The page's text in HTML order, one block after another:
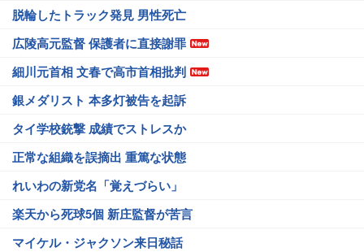
脱輪したトラック発見 男性死亡
広陵高元監督 保護者に直接謝罪
細川元首相 文春で高市首相批判
銀メダリスト 本多灯被告を起訴
タイ学校銃撃 成績でストレスか
正常な組織を誤摘出 重篤な状態
れいわの新党名「覚えづらい」
楽天から死球5個 新庄監督が苦言
マイケル・ジャクソン来日秘話